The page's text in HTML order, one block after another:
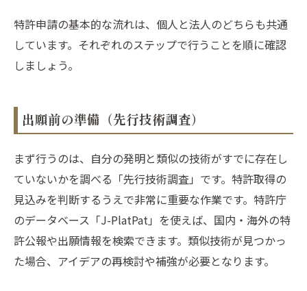
特許申請の基本的な流れは、個人と法人のどちらも共通
しています。それぞれのステップで行うことを順に確認
しましょう。
出願前の準備（先行技術調査）
まず行うのは、自分の発明と類似の技術がすでに存在し
ていないかを調べる「先行技術調査」です。特許取得の
見込みを判断するうえで非常に重要な作業です。特許庁
のデータベース「J-PlatPat」を使えば、国内・海外の特
許公報や出願情報を検索できます。類似技術が見つかっ
た場合、アイデアの再検討や補強が必要となります。